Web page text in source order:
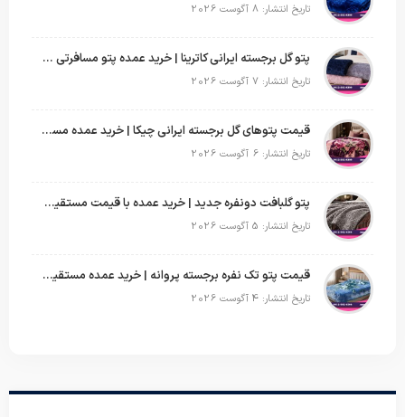
تاریخ انتشار: 8 آگوست 2026
پتو گل برجسته ایرانی کاترینا | خرید عمده پتو مسافرتی با قیمت تولیدی
تاریخ انتشار: 7 آگوست 2026
قیمت پتوهای گل برجسته ایرانی چیکا | خرید عمده مستقیم با سود بالا
تاریخ انتشار: 6 آگوست 2026
پتو گلبافت دونفره جدید | خرید عمده با قیمت مستقیم و طرح‌های پرفروش بازار
تاریخ انتشار: 5 آگوست 2026
قیمت پتو تک نفره برجسته پروانه | خرید عمده مستقیم با بهترین قیمت بازار
تاریخ انتشار: 4 آگوست 2026